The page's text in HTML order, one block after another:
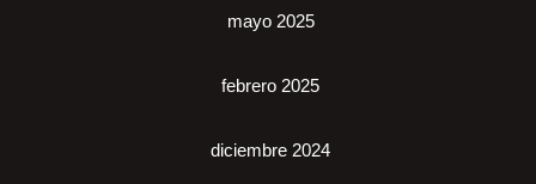
mayo 2025
febrero 2025
diciembre 2024